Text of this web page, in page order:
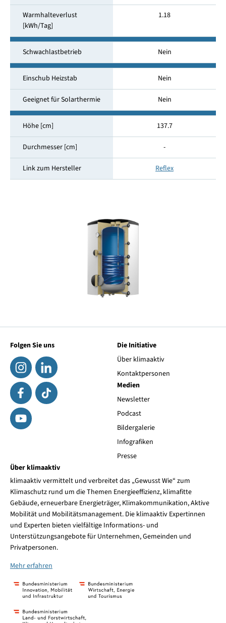
Warmhalteverlust
[kWh/Tag]
1.18
Schwachlastbetrieb Nein
Einschub Heizstab Nein
Geeignet für Solarthermie Nein
Höhe [cm] 137.7
Durchmesser [cm] -
Link zum Hersteller Reflex
Folgen Sie uns
Die Initiative
Über klimaaktiv
Kontaktpersonen
Medien
Newsletter
Podcast
Bildergalerie
Infografiken
Presse
Über klimaaktiv
klimaaktiv vermittelt und verbreitet das „Gewusst Wie“ zum
Klimaschutz rund um die Themen Energieeffizienz, klimafitte
Gebäude, erneuerbare Energieträger, Klimakommunikation, Aktive
Mobilität und Mobilitätsmanagement. Die klimaaktiv Expertinnen
und Experten bieten vielfältige Informations- und
Unterstützungsangebote für Unternehmen, Gemeinden und
Privatpersonen.
Mehr erfahren